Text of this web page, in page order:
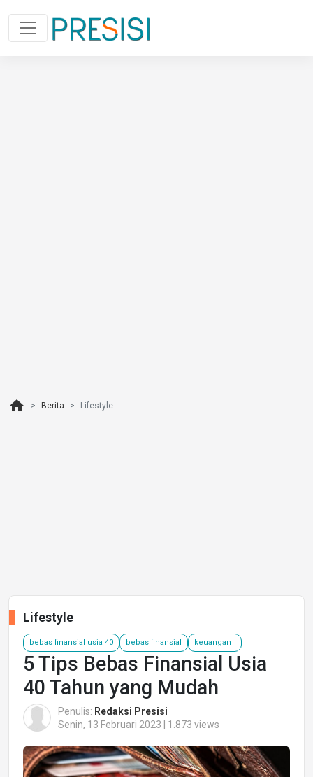
home Berita Lifestyle
Lifestyle
bebas finansial usia 40 bebas finansial keuangan
5 Tips Bebas Finansial Usia
40 Tahun yang Mudah
Penulis: Redaksi Presisi
Senin, 13 Februari 2023 | 1.873 views